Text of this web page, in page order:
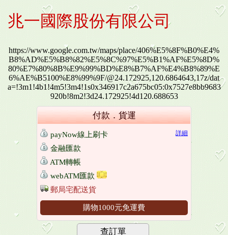
兆一國際股份有限公司
https://www.google.com.tw/maps/place/406%E5%8F%B0%E4%
B8%AD%E5%B8%82%E5%8C%97%E5%B1%AF%E5%8D%
80%E7%80%8B%E9%99%BD%E8%B7%AF%E4%B8%89%E
6%AE%B5100%E8%99%9F/@24.172925,120.6864643,17z/dat
a=!3m1!4b1!4m5!3m4!1s0x346917c2a675bc05:0x7527e8bb9683
920b!8m2!3d24.172925!4d120.688653
付款．貨運
詳細
payNow線上刷卡
金融匯款
ATM轉帳
webATM匯款
郵局宅配送貨
購物1000元免運費
查訂單